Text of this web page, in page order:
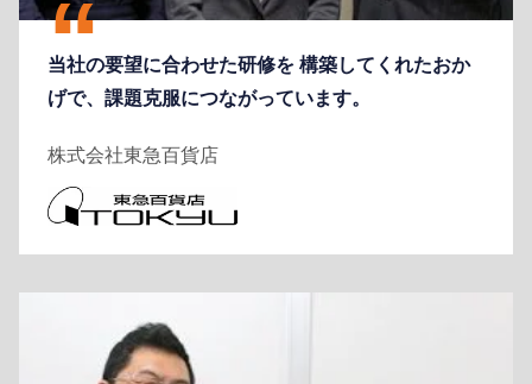
当社の要望に合わせた研修を 構築してくれたおか
げで、課題克服につながっています。
株式会社東急百貨店